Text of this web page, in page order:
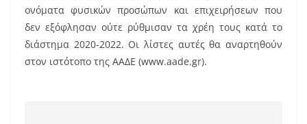
ονόματα φυσικών προσώπων και επιχειρήσεων που
δεν εξόφλησαν ούτε ρύθμισαν τα χρέη τους κατά το
διάστημα 2020-2022. Οι λίστες αυτές θα αναρτηθούν
στον ιστότοπο της ΑΑΔΕ (www.aade.gr).